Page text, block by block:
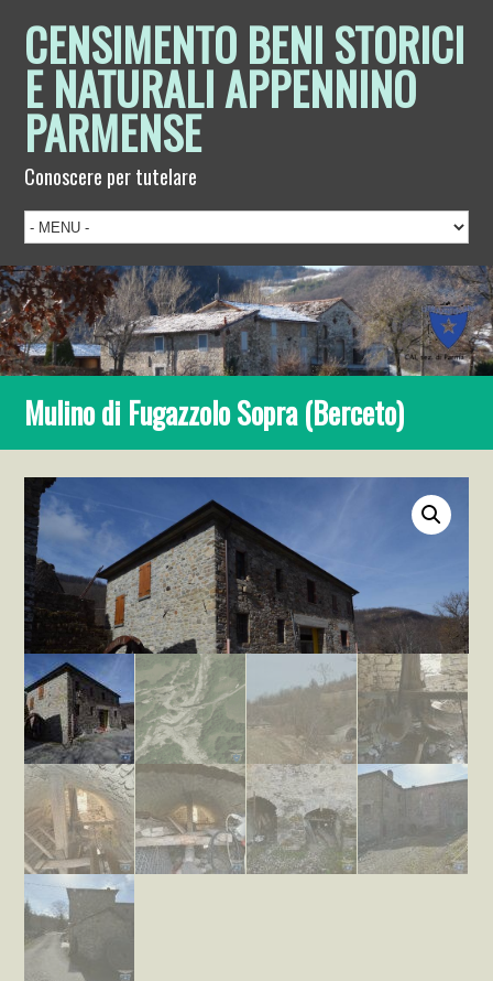
CENSIMENTO BENI STORICI
E NATURALI APPENNINO
PARMENSE
Conoscere per tutelare
Mulino di Fugazzolo Sopra (Berceto)